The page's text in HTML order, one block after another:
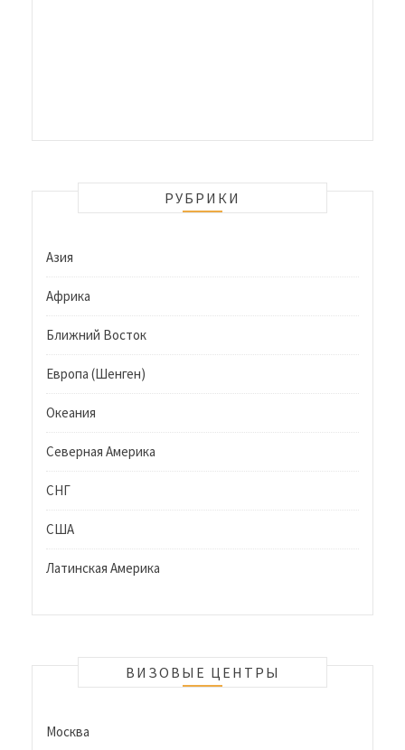
РУБРИКИ
Азия
Африка
Ближний Восток
Европа (Шенген)
Океания
Северная Америка
СНГ
США
Латинская Америка
ВИЗОВЫЕ ЦЕНТРЫ
Москва